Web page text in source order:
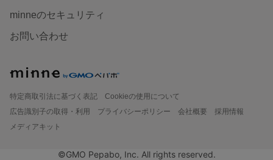
minneのセキュリティ
お問い合わせ
特定商取引法に基づく表記
Cookieの使用について
広告識別子の取得・利用
プライバシーポリシー 会社概要
採用情報
メディアキット
©GMO Pepabo, Inc. All rights reserved.